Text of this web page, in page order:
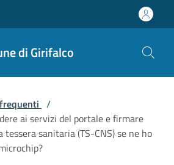
di Girifalco
/
ai servizi del portale e firmare
sanitaria (TS-CNS) se ne ho